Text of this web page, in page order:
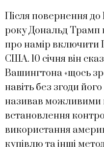
Після повернення до
року Дональд Трамп
про намір включити
США. 10 січня він
Вашингтона «щось
навіть без згоди
називав можливими
встановлення
використання
купівлю та інші